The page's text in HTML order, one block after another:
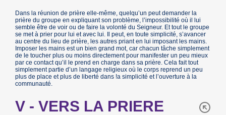
Dans la réunion de prière elle-même, quelqu’un peut demander la
prière du groupe en expliquant son problème, l’impossibilité où il lui
semble être de voir ou de faire la volonté du Seigneur. Et tout le groupe
se met à prier pour lui et avec lui. Il peut, en toute simplicité, s’avancer
au centre du lieu de prière, les autres priant en lui imposant les mains.
Imposer les mains est un bien grand mot, car chacun tâche simplement
de le toucher plus ou moins directement pour manifester un peu mieux
par ce contact qu’il le prend en charge dans sa prière. Cela fait tout
simplement partie d’un langage religieux où le corps reprend un peu
plus de place et plus de liberté dans !a simplicité et l’ouverture à la
communauté.
V - VERS LA PRIERE